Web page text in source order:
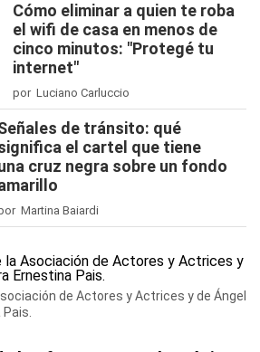
Cómo eliminar a quien te roba
el wifi de casa en menos de
cinco minutos: "Protegé tu
internet"
por Luciano Carluccio
de tránsito: qué
el cartel que tiene
cruz negra sobre un fondo
Martina Baiardi
de Actores y Actrices y de Ángel